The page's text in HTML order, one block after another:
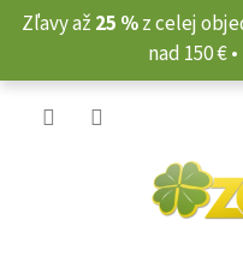
Prejsť
Zľavy až 25 %z celej
nad 150 € •